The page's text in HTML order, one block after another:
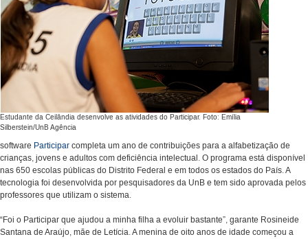
Estudante da Ceilândia desenvolve as atividades do Participar. Foto: Emília
Silberstein/UnB Agência
software Participar completa um ano de contribuições para a alfabetização de
crianças, jovens e adultos com deficiência intelectual. O programa está disponível
nas 650 escolas públicas do Distrito Federal e em todos os estados do País. A
tecnologia foi desenvolvida por pesquisadores da UnB e tem sido aprovada pelos
professores que utilizam o sistema.
“Foi o Participar que ajudou a minha filha a evoluir bastante”, garante Rosineide
Santana de Araújo, mãe de Letícia. A menina de oito anos de idade começou a